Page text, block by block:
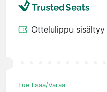
Ottelulippu sisältyy
Lue lisää/Varaa